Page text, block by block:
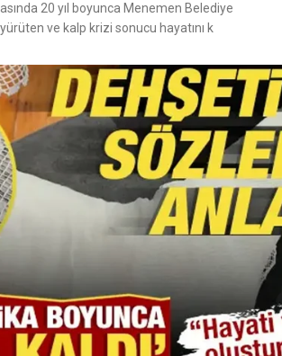
20 yıl boyunca Menemen Belediye
ve kalp krizi sonucu hayatını k